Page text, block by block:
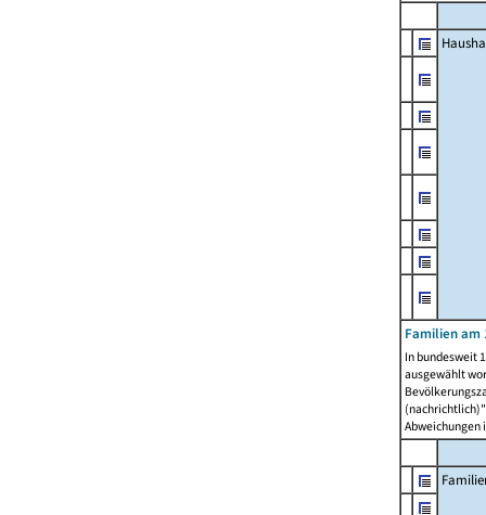
Familien am
In bundesweit
ausgewählt
Abweichungen